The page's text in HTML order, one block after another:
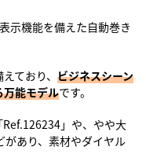
示機能を備えた自動巻き
ており、 ビジネスシーン
万能モデルです。
」や、やや大
あり、素材やダイヤル